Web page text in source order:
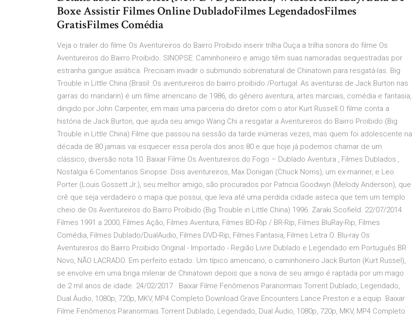
Boxe Assistir Filmes Online DubladoFilmes LegendadosFilmes
GratisFilmes Comédia
Veja o trailer do filme Os Aventureiros do Bairro Proibido inserir trilha Ouça a trilha sonora do filme Os
Aventureiros do Bairro Proibido. SINOPSE: Caminhoneiro e amigo têm suas namoradas sequestradas por
estranha gangue asiática. Precisam invadir o submundo sobrenatural de Chinatown para resgatá-las. Big
Trouble in Little China (Brasil: Os aventureiros do bairro proibido /Portugal: As aventuras de Jack Burton nas
garras do mandarin) é um filme americano de 1986, do gênero aventura, artes marciais, comédia e fantasia,
dirigido por John Carpenter, em mais uma parceria do diretor com o ator Kurt Russell.O filme conta a
história de Jack Burton, que ajuda seu amigo Wang Chi a resgatar a Aventureiros do Bairro Proibido (Big
Trouble in Little China) Filme que passou na sessão da tarde inúmeras vezes, mas quem foi adolescente na
década de 80 jamais vai esquecer essa perola dos anos 80 e que hoje já podemos chamar de um
clássico, diversão nota 10. Baixar Filme Os Aventureiros do Fogo – Dublado Aventura , Filmes Dublados ,
Nostalgia 6 Comentarios Sinopse: Dois aventureiros, Max Donigan (Chuck Norris), um ex-mariner, e Leo
Porter (Louis Gossett Jr.), seu melhor amigo, são procurados por Patricia Goodwyn (Melody Anderson), que
crê que seja verdadeiro o mapa que possui, que leva até uma perdida cidade asteca que tem um templo
cheio de Os Aventureiros do Bairro Proibido (Big Trouble in Little China) 1996. Zaraki Scofield. 22/07/2014.
Filmes 1991 a 2000, Filmes Ação, Filmes Aventura, Filmes BD-Rip / BR-Rip, Filmes BluRay-Rip, Filmes
Comédia, Filmes Dublado/DualAudio, Filmes DVD-Rip, Filmes Fantasia, Filmes Letra O. Blu-ray Os
Aventureiros do Bairro Proibido Original - Importado - Região Livre Dublado e Legendado em Português BR
Novo, NÃO LACRADO. Em perfeito estado. Um típico americano, o caminhoneiro Jack Burton (Kurt Russel),
se envolve em uma briga milenar de Chinatown depois que a noiva de seu amigo é raptada por um mago
de 2 mil anos de idade. 24/02/2017 · Baixar Filme Fenômenos Paranormais Torrent Dublado, Legendado,
Dual Áudio, 1080p, 720p, MKV, MP4 Completo Download Grave Encounters Lance Preston e a equip. Baixar
Filme Fenômenos Paranormais Torrent Dublado, Legendado, Dual Áudio, 1080p, 720p, MKV, MP4 Completo